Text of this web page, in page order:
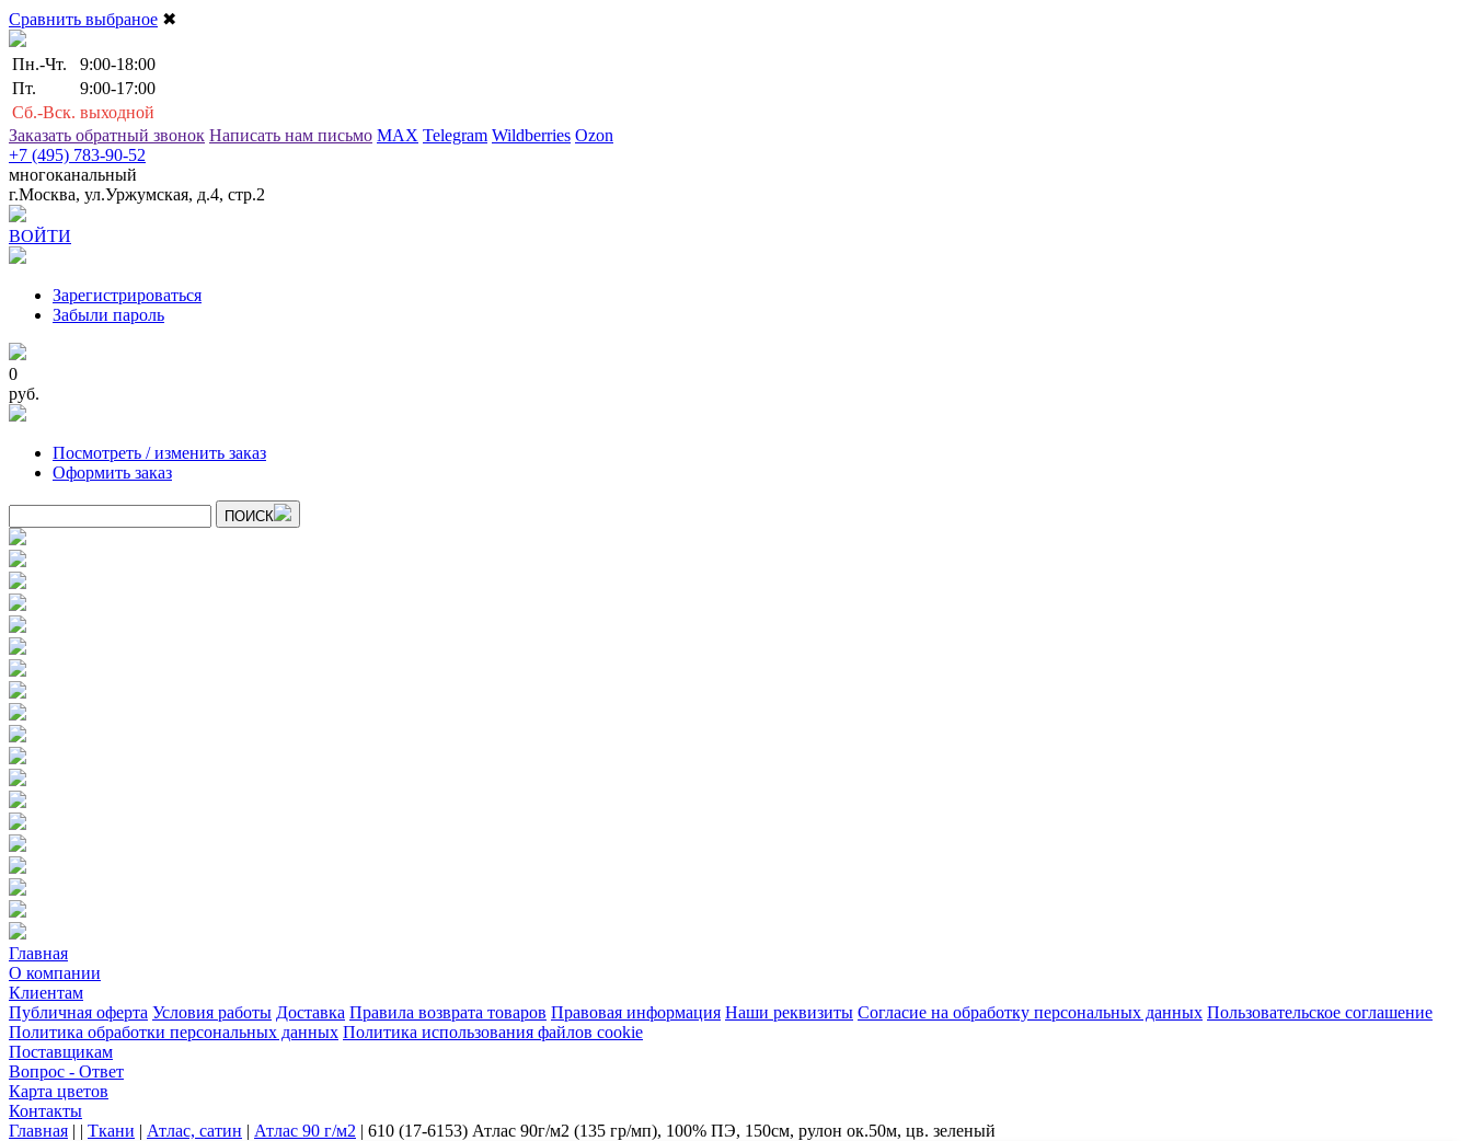
Сравнить выбраное ✖
Пн.-Чт.
9:00-18:00
Пт.
9:00-17:00
Сб.-Вск. выходной
Заказать обратный звонок Написать нам письмо MAX Telegram Wildberries Ozon
+7 (495) 783-90-52
многоканальный
г.Москва, ул.Уржумская, д.4, стр.2
ВОЙТИ
Зарегистрироваться
Забыли пароль
0
руб.
Посмотреть / изменить заказ
Оформить заказ
ПОИСК
Главная
О компании
Клиентам
Публичная оферта Условия работы Доставка Правила возврата товаров Правовая информация Наши реквизиты Согласие на обработку персональных данных Пользовательское соглашение
Политика обработки персональных данных Политика использования файлов cookie
Поставщикам
Вопрос - Ответ
Карта цветов
Контакты
Главная | | Ткани | Атлас, сатин | Атлас 90 г/м2 | 610 (17-6153) Атлас 90г/м2 (135 гр/мп), 100% ПЭ, 150см, рулон ок.50м, цв. зеленый